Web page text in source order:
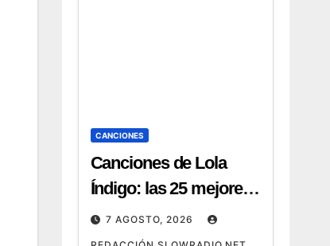
CANCIONES
Canciones de Lola
Índigo: las 25 mejores,
letras y vídeos
7 AGOSTO, 2026